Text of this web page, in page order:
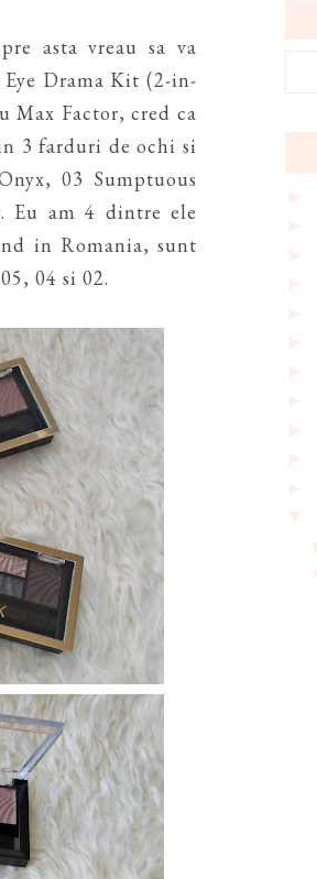
asta vreau sa va
Eye Drama Kit (2-in-
Max Factor, cred ca
3 farduri de ochi si
03 Sumptuous
Eu am 4 dintre ele
in Romania, sunt
04 si 02.